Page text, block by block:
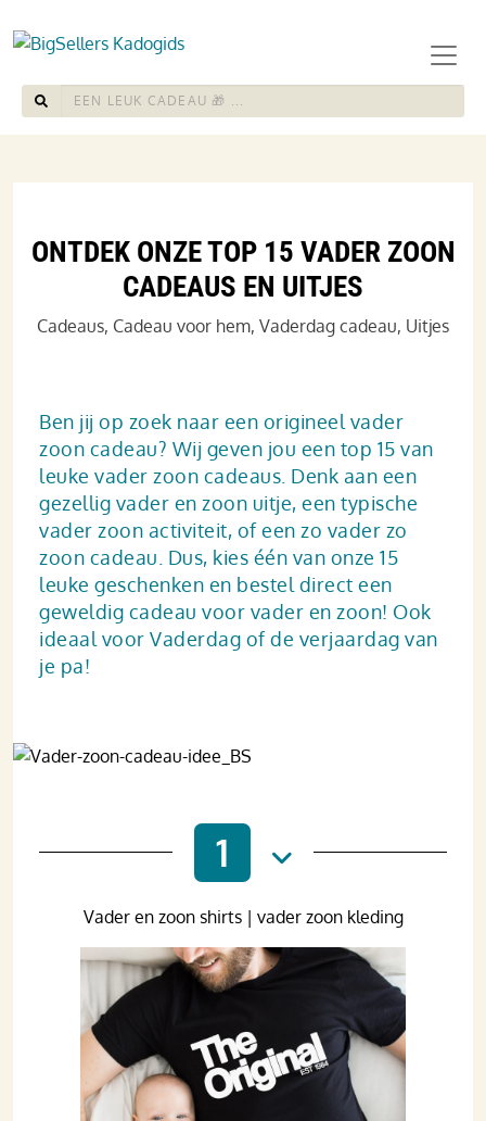
ONTDEK ONZE TOP 15 VADER ZOON
CADEAUS EN UITJES
Cadeaus, Cadeau voor hem, Vaderdag cadeau, Uitjes
Ben jij op zoek naar een origineel vader
zoon cadeau? Wij geven jou een top 15 van
leuke vader zoon cadeaus. Denk aan een
gezellig vader en zoon uitje, een typische
vader zoon activiteit, of een zo vader zo
zoon cadeau. Dus, kies één van onze 15
leuke geschenken en bestel direct een
geweldig cadeau voor vader en zoon! Ook
ideaal voor Vaderdag of de verjaardag van
je pa!
1
Vader en zoon shirts | vader zoon kleding